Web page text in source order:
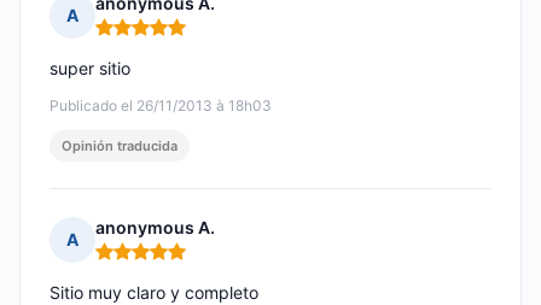
A
Nota: 5 de 5
Publicado el 26/11/2013 à 18h03
super sitio
Opinión traducida
A
anonymous A.
Nota: 5 de 5
Sitio muy claro y completo